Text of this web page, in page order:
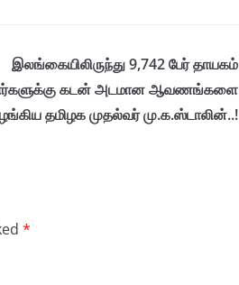
இலங்கையிலிருந்து 9,742 பேர் தாயகம்
கடன் அடமான ஆவணங்களை
தமிழக முதல்வர் மு.க.ஸ்டாலின்..!
*